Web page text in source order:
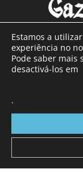
Com sede
a sul de distrito
toda a região
Estamos a
experiência no
Pode saber mais
desactivá-los em
.